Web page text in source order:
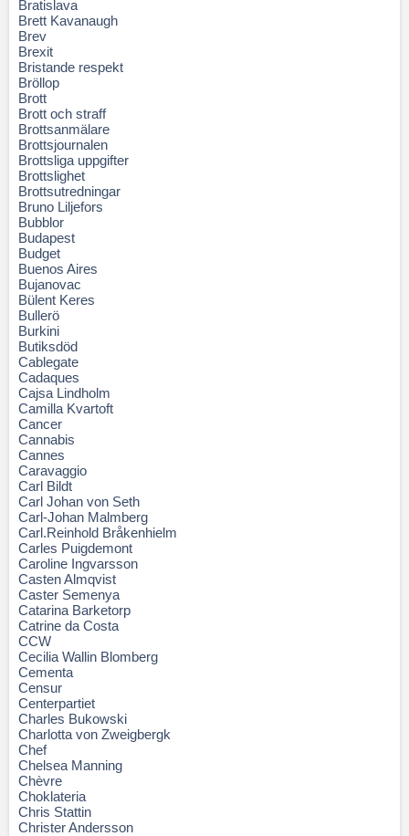
Bratislava
Brett Kavanaugh
Brev
Brexit
Bristande respekt
Bröllop
Brott
Brott och straff
Brottsanmälare
Brottsjournalen
Brottsliga uppgifter
Brottslighet
Brottsutredningar
Bruno Liljefors
Bubblor
Budapest
Budget
Buenos Aires
Bujanovac
Bülent Keres
Bullerö
Burkini
Butiksdöd
Cablegate
Cadaques
Cajsa Lindholm
Camilla Kvartoft
Cancer
Cannabis
Cannes
Caravaggio
Carl Bildt
Carl Johan von Seth
Carl-Johan Malmberg
Carl.Reinhold Bråkenhielm
Carles Puigdemont
Caroline Ingvarsson
Casten Almqvist
Caster Semenya
Catarina Barketorp
Catrine da Costa
CCW
Cecilia Wallin Blomberg
Cementa
Censur
Centerpartiet
Charles Bukowski
Charlotta von Zweigbergk
Chef
Chelsea Manning
Chèvre
Choklateria
Chris Stattin
Christer Andersson